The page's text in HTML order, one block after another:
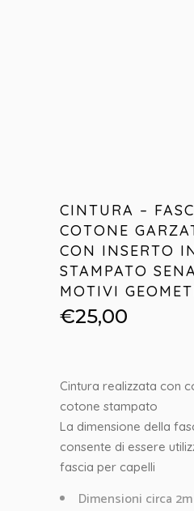
CINTURA –
COTONE
CON INSERTO
STAMPATO
MOTIVI
€25,00
Cintura realizzata con
cotone stampato
La dimensione della
consente di essere
fascia per capelli
Dimensioni circa